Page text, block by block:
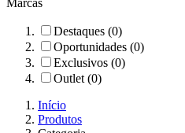
Marcas
Destaques (0)
Oportunidades (0)
Exclusivos (0)
Outlet (0)
Início
Produtos